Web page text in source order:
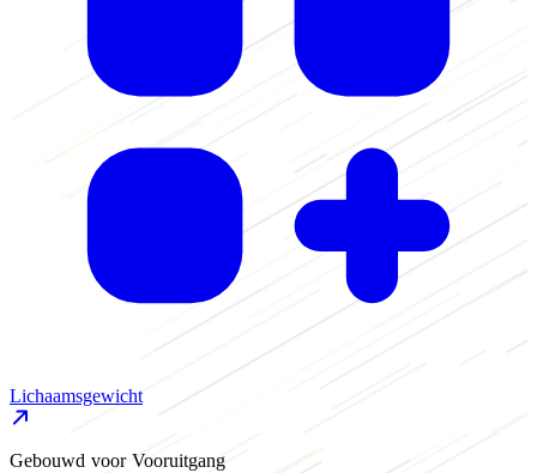
Lichaamsgewicht
Gebouwd voor Vooruitgang